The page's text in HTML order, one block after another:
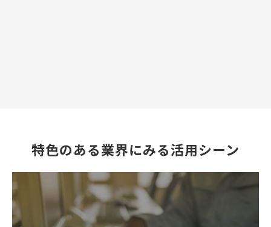
特色のある業界にみる活用シーン